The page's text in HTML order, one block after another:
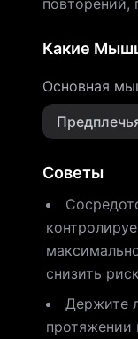
повторений,
Какие
Основная
Советы
снизить
Держите
протяжении